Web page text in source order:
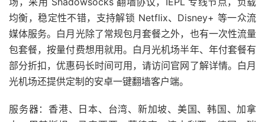
均衡，稳定性不错，支持解锁 Netflix、Disney+ 等一众流
媒体服务。白月光除了常规包月套餐之外，也有一次性流量
包套餐，按量付费想用就用。白月光机场半年、年付套餐有
部分折扣，优惠码长时间可用，请访问官网了解详情。白月
光机场还提供定制的安卓一键翻墙客户端。
服务器：香港、日本、台湾、新加坡、美国、韩国、加拿